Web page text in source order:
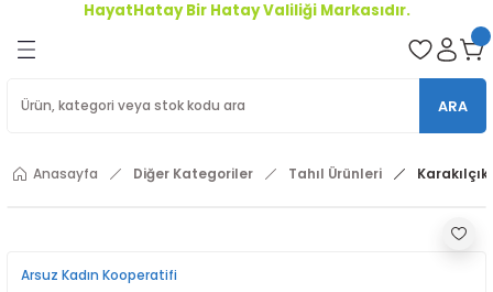
HayatHatay Bir Hatay Valiliği Markasıdır.
ARA
Anasayfa Diğer Kategoriler Tahıl Ürünleri
Arsuz Kadın Kooperatifi